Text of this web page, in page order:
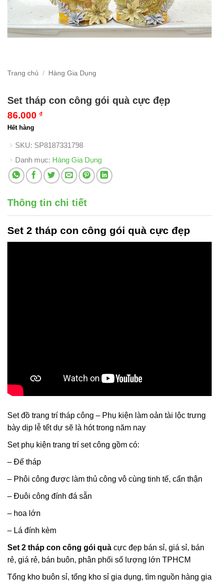
Trang chủ / Hàng Gia Dụng
Set tháp con công gói quà cực đẹp
86.000 ₫
Hết hàng
SKU: SP8187331798
Danh mục: Hàng Gia Dụng
Thông tin chi tiết
Set 2 tháp con công gói quà cực đẹp
Set đồ trang trí tháp công – Phụ kiện làm oản tài lộc trưng
bày dịp lễ tết dự sẽ là hót trong năm nay
Set phụ kiện trang trí set công gồm có:
– Đế tháp
– Phôi công được làm thủ công vô cùng tinh tế, cẩn thận
– Đuôi công đính đá sẵn
– hoa lớn
– Lá đính kèm
Set 2 tháp con công gói quà cực đẹp bán sỉ, giá sỉ, bán
rẻ, giá rẻ, bán buôn, phân phối số lượng lớn TPHCM
Tổng kho buôn sỉ, tổng kho sỉ gia dụng, tìm nguồn hàng gia